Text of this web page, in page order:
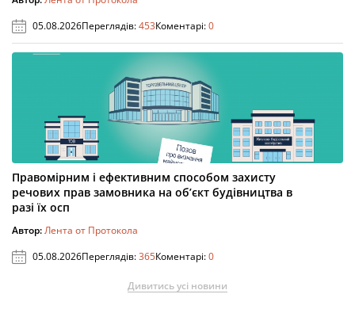
05.08.2026Переглядів:453Коментарі:0
Правомірним і ефективним способом захисту
речових прав замовника на об’єкт будівництва в
разі їх осп
Автор:Лента от Протокола
05.08.2026Переглядів:365Коментарі:0
Дивитись усі новини